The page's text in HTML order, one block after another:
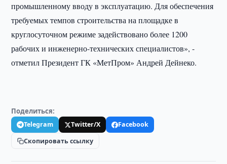
промышленному вводу в эксплуатацию. Для обеспечения
требуемых темпов строительства на площадке в
круглосуточном режиме задействовано более 1200
рабочих и инженерно-технических специалистов», -
отметил Президент ГК «МетПром» Андрей Дейнеко.
Поделиться:
Telegram Twitter/X
Facebook
Скопировать ссылку